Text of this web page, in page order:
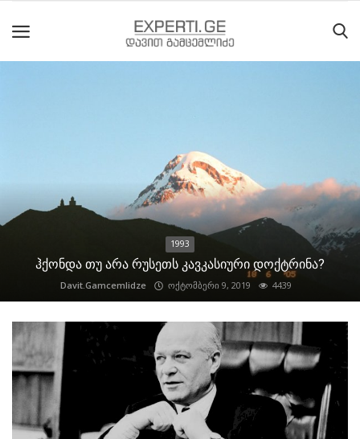
შესახებ
მოძრაობის
ისტორია
სტატიები
1993
ჰქონდა თუ არა რუსეთს კავკასიური დოქტრინა?
Davit.Gamcemlidze ოქტომბერი 9, 2019 4439